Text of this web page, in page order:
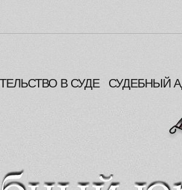
В СУДЕ СУДЕБНЫЙ